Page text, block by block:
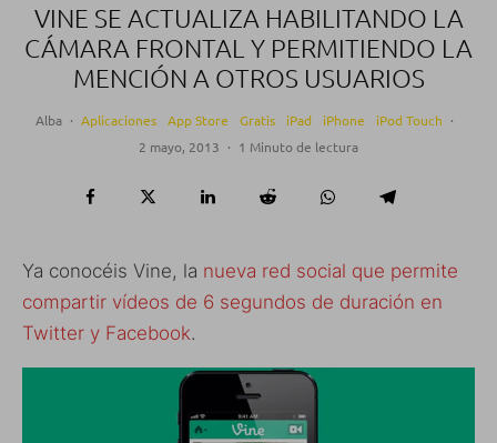
VINE SE ACTUALIZA HABILITANDO LA
CÁMARA FRONTAL Y PERMITIENDO LA
MENCIÓN A OTROS USUARIOS
Alba · Aplicaciones App Store Gratis iPad iPhone iPod Touch ·
2 mayo, 2013 · 1 Minuto de lectura
Ya conocéis Vine, la nueva red social que permite
compartir vídeos de 6 segundos de duración en
Twitter y Facebook.